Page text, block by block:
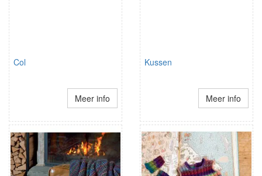
Col
Meer info
Kussen
Meer info